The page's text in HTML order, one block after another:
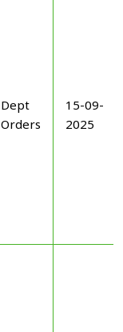
Dept
Orders
15-09-
2025